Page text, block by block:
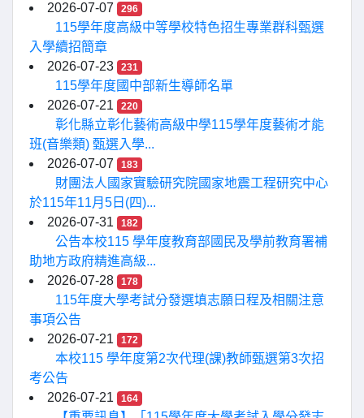
2026-07-07
296
115學年度高級中等學校特色招生專業群科甄選
入學續招簡章
2026-07-23
231
115學年度國中部新生導師名單
2026-07-21
220
彰化縣立彰化藝術高級中學115學年度藝術才能
班(音樂類) 甄選入學...
2026-07-07
183
財團法人國家實驗研究院國家地震工程研究中心
於115年11月5日(四)...
2026-07-31
182
公告本校115 學年度教育部國民及學前教育署補
助地方政府精進高級...
2026-07-28
178
115年度大學考試分發選填志願日程及相關注意
事項公告
2026-07-21
172
本校115 學年度第2次代理(課)教師甄選第3次招
考公告
2026-07-21
164